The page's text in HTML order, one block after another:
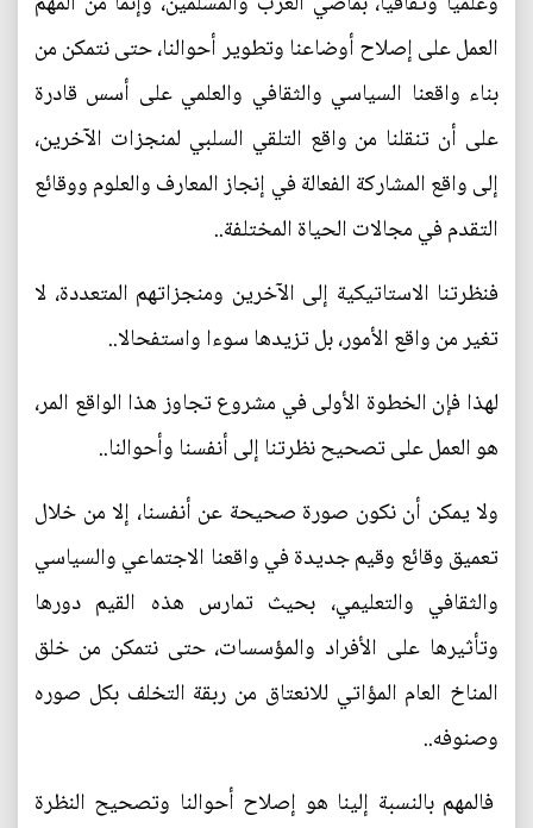
العمل على إصلاح أوضاعنا وتطوير أحوالنا، حتى نتمكن من
بناء واقعنا السياسي والثقافي والعلمي على أسس قادرة
على أن تنقلنا من واقع التلقي السلبي لمنجزات الآخرين،
إلى واقع المشاركة الفعالة في إنجاز المعارف والعلوم ووقائع
التقدم في مجالات الحياة المختلفة..
فنظرتنا الاستاتيكية إلى الآخرين ومنجزاتهم المتعددة، لا
تغير من واقع الأمور، بل تزيدها سوءا واستفحالا..
لهذا فإن الخطوة الأولى في مشروع تجاوز هذا الواقع المر،
هو العمل على تصحيح نظرتنا إلى أنفسنا وأحوالنا..
ولا يمكن أن نكون صورة صحيحة عن أنفسنا، إلا من خلال
تعميق وقائع وقيم جديدة في واقعنا الاجتماعي والسياسي
والثقافي والتعليمي، بحيث تمارس هذه القيم دورها
وتأثيرها على الأفراد والمؤسسات، حتى نتمكن من خلق
المناخ العام المؤاتي للانعتاق من ربقة التخلف بكل صوره
وصنوفه..
فالمهم بالنسبة إلينا هو إصلاح أحوالنا وتصحيح النظرة